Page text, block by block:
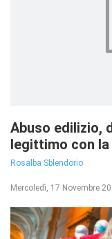
Abuso edilizio,
legittimo con la
Rosalba Sblendorio
Mercoledì, 17 Novembre